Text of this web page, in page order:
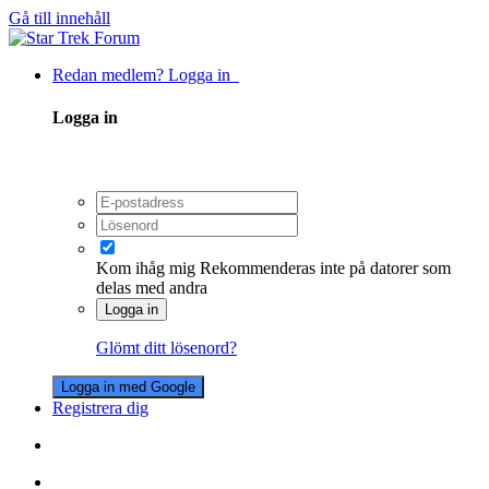
Gå till innehåll
Redan medlem? Logga in
Logga in
Kom ihåg mig Rekommenderas inte på datorer som
delas med andra
Logga in
Glömt ditt lösenord?
Logga in med Google
Registrera dig